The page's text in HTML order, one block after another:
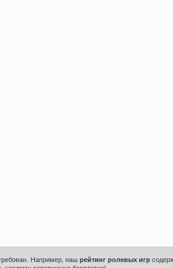
Например, наш рейтинг ролевых игр